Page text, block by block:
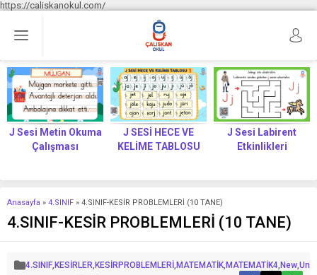
https://caliskanokul.com/
J Sesi Metin Okuma
Çalışması
J SESİ HECE VE
KELİME TABLOSU
J Sesi Labirent
Etkinlikleri
Anasayfa » 4.SINIF » 4.SINIF-KESİR PROBLEMLERİ (10 TANE)
4.SINIF-KESİR PROBLEMLERİ (10 TANE)
4.SINIF,KESİRLER,KESİRPROBLEMLERİ,MATEMATİK,MATEMATİK4,New,